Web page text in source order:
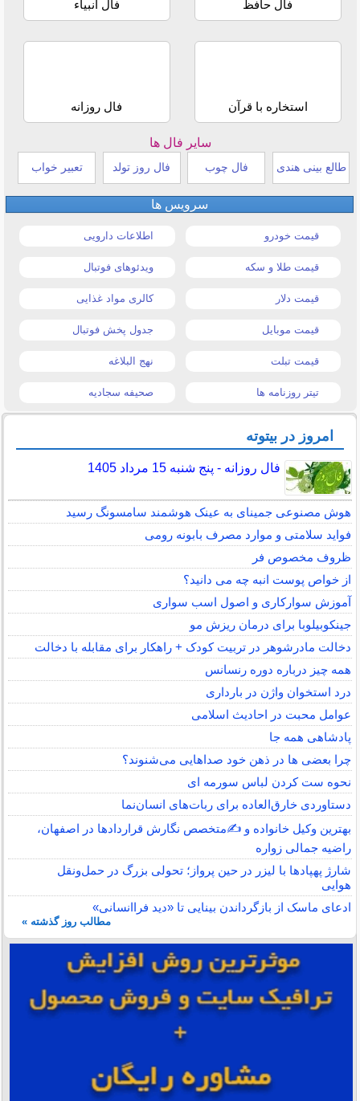
فال حافظ فال انبیاء
استخاره با قرآن فال روزانه
سایر فال ها
طالع بینی هندی فال چوب فال روز تولد تعبیر خواب
سرویس ها
قیمت خودرو اطلاعات دارویی
قیمت طلا و سکه ویدئوهای فوتبال
قیمت دلار کالری مواد غذایی
قیمت موبایل جدول پخش فوتبال
قیمت تبلت نهج البلاغه
تیتر روزنامه ها صحیفه سجادیه
امروز در بیتوته
فال روزانه - پنج شنبه 15 مرداد 1405
هوش مصنوعی جمینای به عینک هوشمند سامسونگ رسید
فواید سلامتی و موارد مصرف بابونه رومی
ظروف مخصوص فر
از خواص پوست انبه چه می دانید؟
آموزش سوارکاری و اصول اسب سواری
جینکوبیلوبا برای درمان ریزش مو
دخالت مادرشوهر در تربیت کودک + راهکار برای مقابله با دخالت
همه چیز درباره دوره رنسانس
درد استخوان واژن در بارداری
عوامل محبت در احادیث اسلامى
پادشاهی همه جا
چرا بعضی ها در ذهن خود صداهایی می‌شنوند؟
نحوه ست کردن لباس سورمه ای
دستاوردی خارق‌العاده برای ربات‌های انسان‌نما
بهترین وکیل خانواده و ✍️متخصص نگارش قراردادها در اصفهان،
راضیه جمالی زواره
شارژ پهپادها با لیزر در حین پرواز؛ تحولی بزرگ در حمل‌ونقل
هوایی
ادعای ماسک از بازگرداندن بینایی تا «دید فراانسانی»
مطالب روز گذشته »